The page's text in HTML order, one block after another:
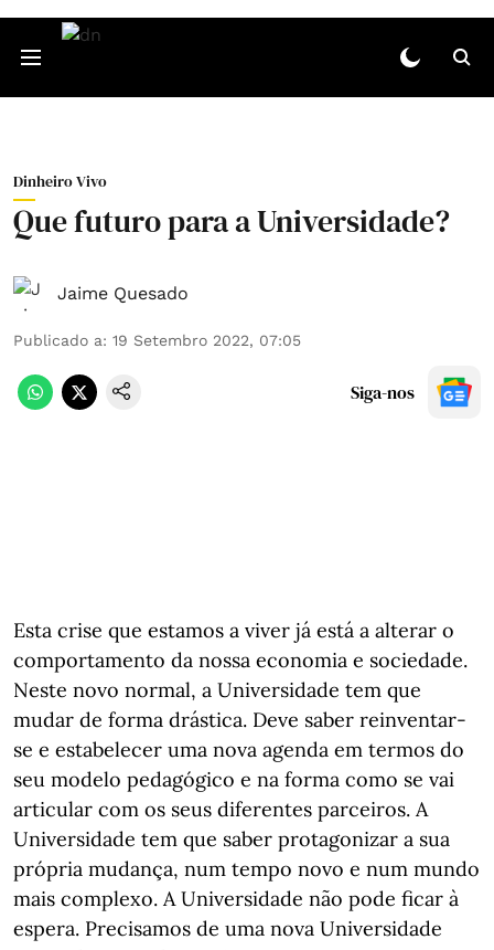
Dinheiro Vivo
Que futuro para a Universidade?
Jaime Quesado
Publicado a: 19 Setembro 2022, 07:05
Siga-nos
Esta crise que estamos a viver já está a alterar o
comportamento da nossa economia e sociedade.
Neste novo normal, a Universidade tem que
mudar de forma drástica. Deve saber reinventar-
se e estabelecer uma nova agenda em termos do
seu modelo pedagógico e na forma como se vai
articular com os seus diferentes parceiros. A
Universidade tem que saber protagonizar a sua
própria mudança, num tempo novo e num mundo
mais complexo. A Universidade não pode ficar à
espera. Precisamos de uma nova Universidade